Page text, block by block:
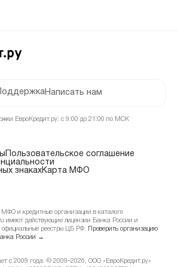
Написать нам
ЕвроКредит.ру: с 9:00 до 21:00 по МСК
Пользовательское соглашение
знакахКарта МФО
МФО и кредитные организации в каталоге
имеют действующие лицензии Банка России и
официальные реестры ЦБ РФ.
Проверить организацию
России →
с 2009 года. © 2009–2026, ООО «ЕвроКредит.ру»